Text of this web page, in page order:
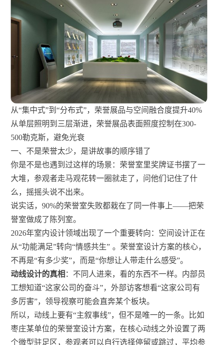
从“集中式”到“分布式”，荣誉展品与空间融合度提升40%
从单层照明到三层渐进，荣誉展品表面照度控制在300-
500勒克斯，避免光衰
一、不是荣誉太少，是讲故事的顺序错了
你是不是也遇到过这样的场景：荣誉室里奖牌证书摆了一
大堆，参观者走马观花转一圈就走了，问他们记住了什
么，摇摇头说不出来。
说实话，90%的荣誉室失败都栽在了同一件事上——把荣
誉室做成了陈列室。
2026年室内设计领域出现了一个重要转向：空间设计正在
从“功能满足”转向“情感共生” 。荣誉室设计方案的核心，
不再是“有多少奖”，而是“你想让人带走什么感受”。
动线设计的真相 ：不同人进来，看的东西不一样。内部员
工想知道“这家公司的奋斗”，外部访客想看“这家公司有
多厉害”，领导视察可能会直奔某个板块。
所以，动线上要有“主叙事线”，但不是唯一的一条。比如
枣庄某单位的荣誉室设计方案，在核心动线之外设置了两
个微型驻足区，参观者可以自行选择停留或跳过，平均参